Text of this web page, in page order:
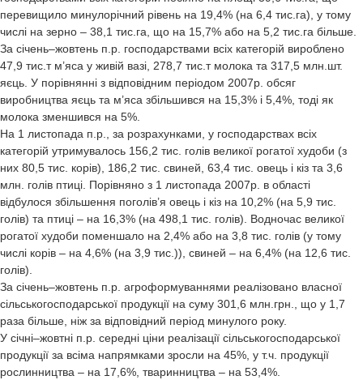
перевищило минулорічний рівень на 19,4% (на 6,4 тис.га), у тому
числі на зерно – 38,1 тис.га, що на 15,7% або на 5,2 тис.га більше.
За січень–жовтень п.р. господарствами всіх категорій вироблено
47,9 тис.т м’яса у живій вазі, 278,7 тис.т молока та 317,5 млн.шт.
яєць. У порівнянні з відповідним періодом 2007р. обсяг
виробництва яєць та м’яса збільшився на 15,3% і 5,4%, тоді як
молока зменшився на 5%.
На 1 листопада п.р., за розрахунками, у господарствах всіх
категорій утримувалось 156,2 тис. голів великої рогатої худоби (з
них 80,5 тис. корів), 186,2 тис. свиней, 63,4 тис. овець і кіз та 3,6
млн. голів птиці. Порівняно з 1 листопада 2007р. в області
відбулося збільшення поголів’я овець і кіз на 10,2% (на 5,9 тис.
голів) та птиці – на 16,3% (на 498,1 тис. голів). Водночас великої
рогатої худоби поменшало на 2,4% або на 3,8 тис. голів (у тому
числі корів – на 4,6% (на 3,9 тис.)), свиней – на 6,4% (на 12,6 тис.
голів).
За січень–жовтень п.р. агроформуваннями реалізовано власної
сільськогосподарської продукції на суму 301,6 млн.грн., що у 1,7
раза більше, ніж за відповідний період минулого року.
У січні–жовтні п.р. середні ціни реалізації сільськогосподарської
продукції за всіма напрямками зросли на 45%, у т.ч. продукції
рослинництва – на 17,6%, тваринництва – на 53,4%.